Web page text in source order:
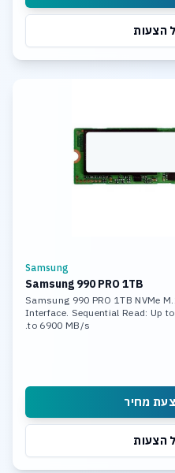
הצעות
Samsung
Samsung 990 PRO 1TB
Samsung 990 PRO 1TB NVMe
Interface. Sequential Read: Up
to 6900 MB/s.
מחיר
הצעות